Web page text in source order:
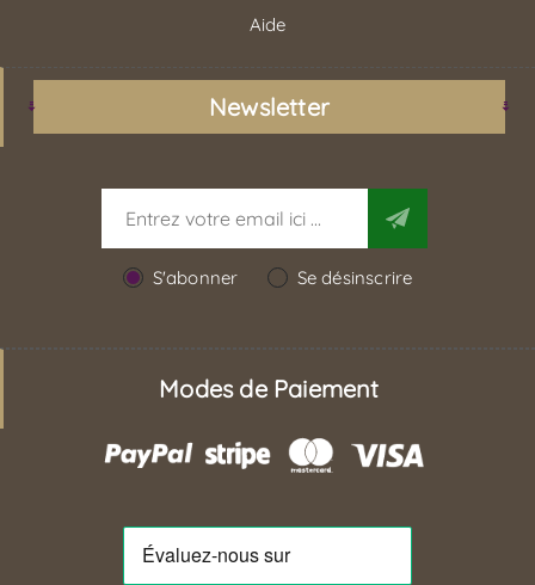
Aide
Newsletter
S'abonner Se désinscrire
Modes de Paiement